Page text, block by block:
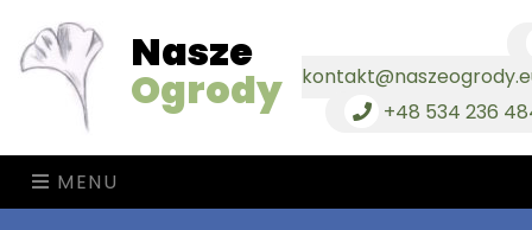
Nasze
Ogrody
+48 534 236
MENU